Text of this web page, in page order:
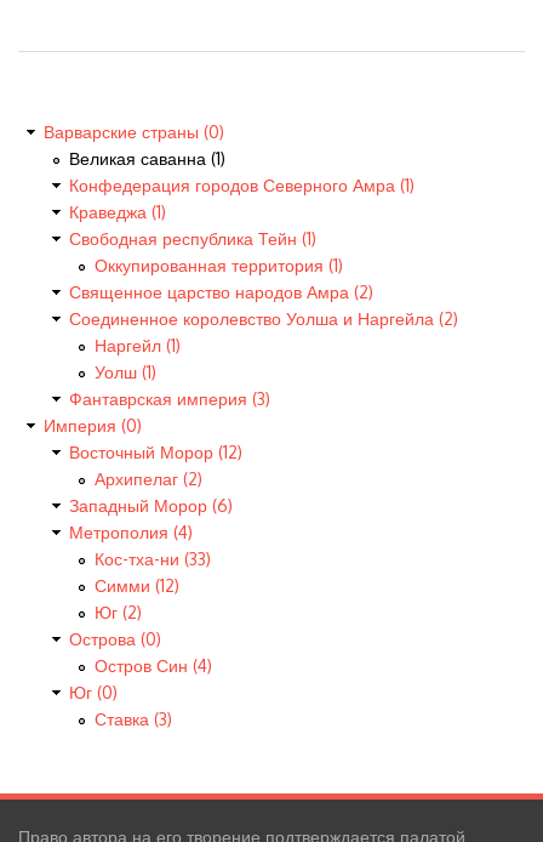
Варварские страны (0)
Великая саванна (1)
Конфедерация городов Северного Амра (1)
Краведжа (1)
Свободная республика Тейн (1)
Оккупированная территория (1)
Священное царство народов Амра (2)
Соединенное королевство Уолша и Наргейла (2)
Наргейл (1)
Уолш (1)
Фантаврская империя (3)
Империя (0)
Восточный Морор (12)
Архипелаг (2)
Западный Морор (6)
Метрополия (4)
Кос-тха-ни (33)
Симми (12)
Юг (2)
Острова (0)
Остров Син (4)
Юг (0)
Ставка (3)
Право автора на его творение подтверждается палатой